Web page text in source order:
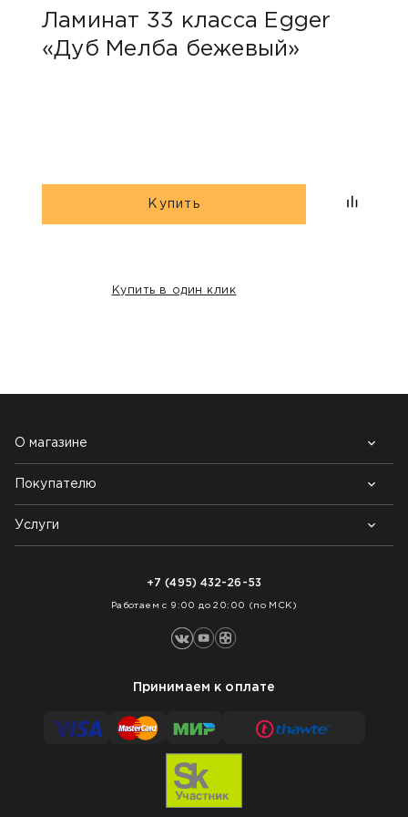
Ламинат 33 класса Egger
«Дуб Мелба бежевый»
Купить
Купить в один клик
О магазине
Почему выбирают нас
Контакты
Блог
Покупателю
Возврат товара
Как заказать
Услуги
+7 (495) 432-26-53
Работаем с 9:00 до 20:00 (по МСК)
Принимаем к оплате